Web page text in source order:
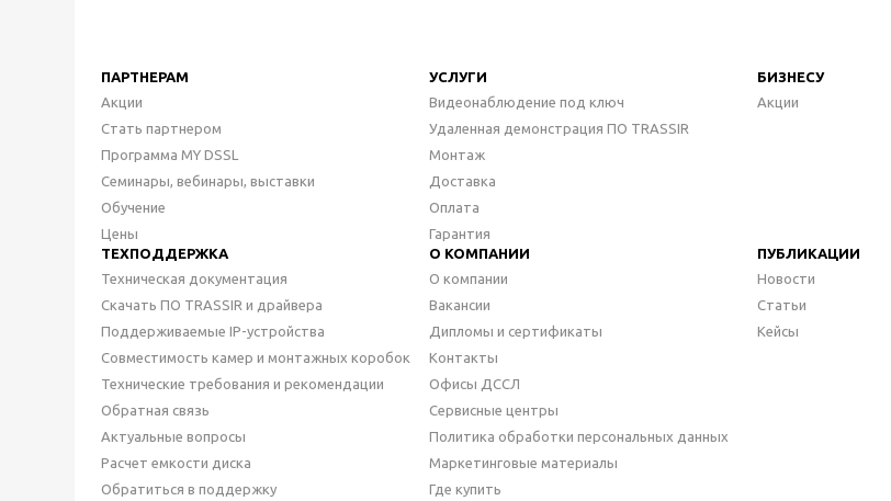
ПАРТНЕРАМ
Акции
Стать партнером
Программа MY DSSL
Семинары, вебинары, выставки
Обучение
Цены
УСЛУГИ
Видеонаблюдение под ключ
Удаленная демонстрация ПО TRASSIR
Монтаж
Доставка
Оплата
Гарантия
БИЗНЕСУ
Акции
ТЕХПОДДЕРЖКА
Техническая документация
Скачать ПО TRASSIR и драйвера
Поддерживаемые IP-устройства
Совместимость камер и монтажных коробок
Технические требования и рекомендации
Обратная связь
Актуальные вопросы
Расчет емкости диска
Обратиться в поддержку
О КОМПАНИИ
О компании
Вакансии
Дипломы и сертификаты
Контакты
Офисы ДССЛ
Сервисные центры
Политика обработки персональных данных
Маркетинговые материалы
Где купить
ПУБЛИКАЦИИ
Новости
Статьи
Кейсы